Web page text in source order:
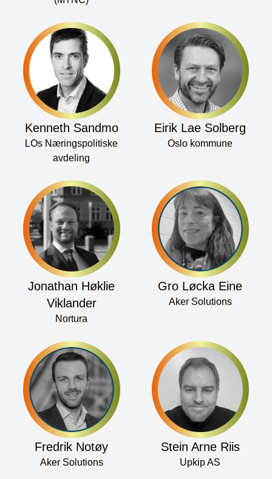
Kenneth Sandmo
LOs Næringspolitiske
avdeling
Eirik Lae Solberg
Oslo kommune
Jonathan Høklie
Viklander
Nortura
Gro Løcka Eine
Aker Solutions
Fredrik Notøy
Aker Solutions
Stein Arne Riis
Upkip AS